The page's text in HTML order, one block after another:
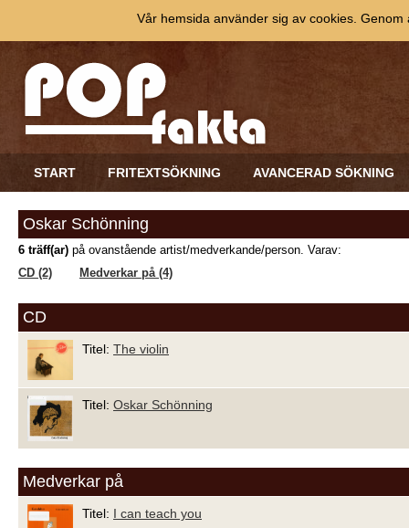
START FRITEXTSÖKNING AVANCERAD SÖKNING
Oskar Schönning
6 träff(ar) på ovanstående artist/medverkande/person. Varav:
CD (2)
Medverkar på (4)
CD
Titel: The violin
Titel: Oskar Schönning
Medverkar på
Titel: I can teach you
Vår hemsida använder sig av cookies.